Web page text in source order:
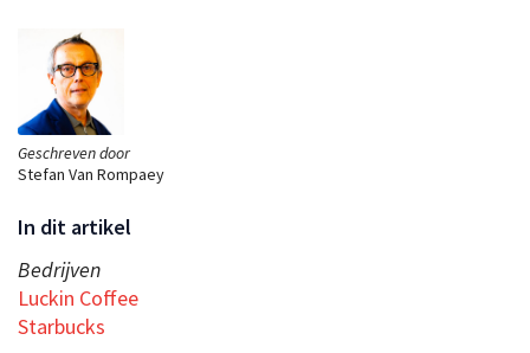
Geschreven door
Stefan Van Rompaey
In dit artikel
Bedrijven
Luckin Coffee
Starbucks